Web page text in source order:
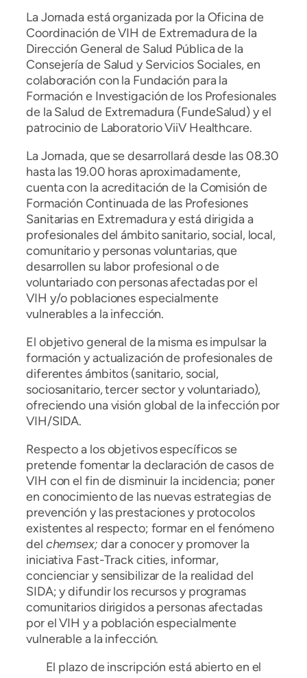
La Jornada está organizada por la Oficina de
Coordinación de VIH de Extremadura de la
Dirección General de Salud Pública de la
Consejería de Salud y Servicios Sociales, en
colaboración con la Fundación para la
Formación e Investigación de los Profesionales
de la Salud de Extremadura (FundeSalud) y el
patrocinio de Laboratorio ViiV Healthcare.
La Jornada, que se desarrollará desde las 08.30
hasta las 19.00 horas aproximadamente,
cuenta con la acreditación de la Comisión de
Formación Continuada de las Profesiones
Sanitarias en Extremadura y está dirigida a
profesionales del ámbito sanitario, social, local,
comunitario y personas voluntarias, que
desarrollen su labor profesional o de
voluntariado con personas afectadas por el
VIH y/o poblaciones especialmente
vulnerables a la infección.
El objetivo general de la misma es impulsar la
formación y actualización de profesionales de
diferentes ámbitos (sanitario, social,
sociosanitario, tercer sector y voluntariado),
ofreciendo una visión global de la infección por
VIH/SIDA.
Respecto a los objetivos específicos se
pretende fomentar la declaración de casos de
VIH con el fin de disminuir la incidencia; poner
en conocimiento de las nuevas estrategias de
prevención y las prestaciones y protocolos
existentes al respecto; formar en el fenómeno
del chemsex; dar a conocer y promover la
iniciativa Fast-Track cities, informar,
concienciar y sensibilizar de la realidad del
SIDA; y difundir los recursos y programas
comunitarios dirigidos a personas afectadas
por el VIH y a población especialmente
vulnerable a la infección.
El plazo de inscripción está abierto en el